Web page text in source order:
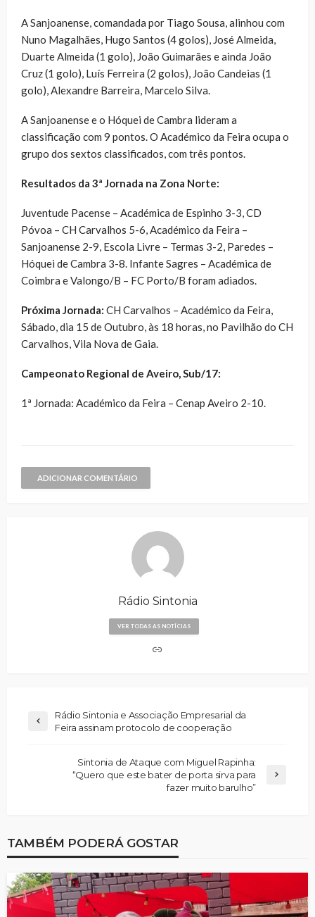
A Sanjoanense, comandada por Tiago Sousa, alinhou com
Nuno Magalhães, Hugo Santos (4 golos), José Almeida,
Duarte Almeida (1 golo), João Guimarães e ainda João
Cruz (1 golo), Luís Ferreira (2 golos), João Candeias (1
golo), Alexandre Barreira, Marcelo Silva.
A Sanjoanense e o Hóquei de Cambra lideram a
classificação com 9 pontos. O Académico da Feira ocupa o
grupo dos sextos classificados, com três pontos.
Resultados da 3ª Jornada na Zona Norte:
Juventude Pacense – Académica de Espinho 3-3, CD
Póvoa – CH Carvalhos 5-6, Académico da Feira –
Sanjoanense 2-9, Escola Livre – Termas 3-2, Paredes –
Hóquei de Cambra 3-8. Infante Sagres – Académica de
Coimbra e Valongo/B – FC Porto/B foram adiados.
Próxima Jornada: CH Carvalhos – Académico da Feira,
Sábado, dia 15 de Outubro, às 18 horas, no Pavilhão do CH
Carvalhos, Vila Nova de Gaia.
Campeonato Regional de Aveiro, Sub/17:
1ª Jornada: Académico da Feira – Cenap Aveiro 2-10.
ADICIONAR COMENTÁRIO
Rádio Sintonia
VER TODAS AS NOTÍCIAS
Rádio Sintonia e Associação Empresarial da
Feira assinam protocolo de cooperação
Sintonia de Ataque com Miguel Rapinha:
“Quero que este bater de porta sirva para
fazer muito barulho”
TAMBÉM PODERÁ GOSTAR